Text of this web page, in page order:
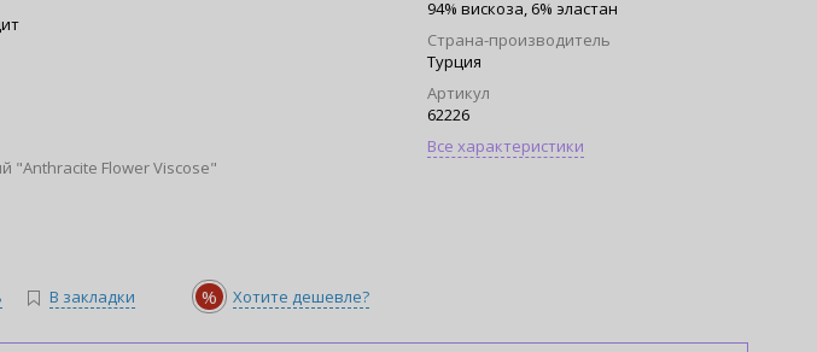
94% вискоза, 6% эластан
Страна-производитель
Турция
Артикул
62226
Все характеристики
"Anthracite Flower Viscose"
В закладки % Хотите дешевле?